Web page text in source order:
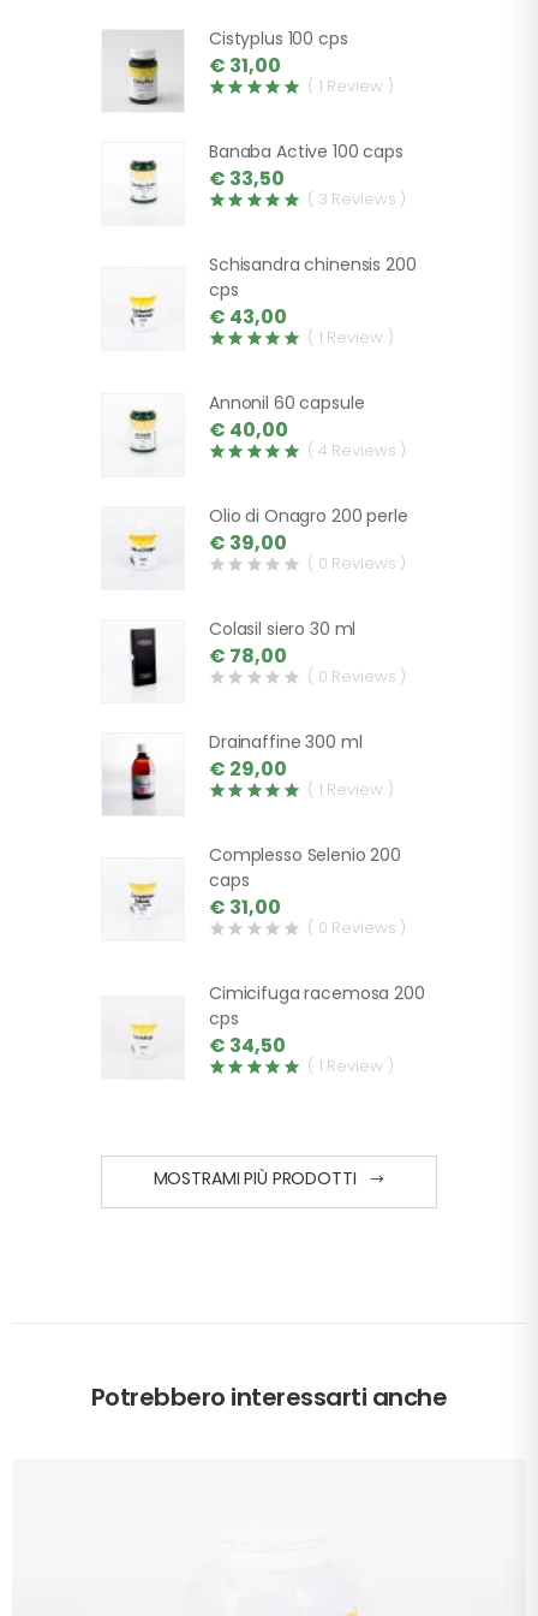
Cistyplus 100 cps
€ 31,00
( 1 Review )
Banaba Active 100 caps
€ 33,50
( 3 Reviews )
Schisandra chinensis 200
cps
€ 43,00
( 1 Review )
Annonil 60 capsule
€ 40,00
( 4 Reviews )
Olio di Onagro 200 perle
€ 39,00
( 0 Reviews )
Colasil siero 30 ml
€ 78,00
( 0 Reviews )
Drainaffine 300 ml
€ 29,00
( 1 Review )
Complesso Selenio 200
caps
€ 31,00
( 0 Reviews )
Cimicifuga racemosa 200
cps
€ 34,50
( 1 Review )
MOSTRAMI PIÙ PRODOTTI
Potrebbero interessarti anche